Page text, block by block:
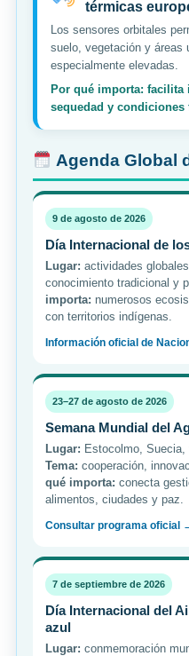
térmicas
Los sensores orbitales
suelo, vegetación y áreas
especialmente elevadas.
Por qué importa:
sequedad y condiciones
Agenda Global
9 de agosto de 2026
Día Internacional de
Lugar: actividades
conocimiento tradicional y
importa: numerosos
con territorios indígenas.
Información oficial de
23–27 de agosto de 2026
Semana Mundial del
Lugar: Estocolmo,
Tema: cooperación,
qué importa: conecta
alimentos, ciudades y paz.
Consultar programa oficial
7 de septiembre de 2026
Día Internacional del
azul
Lugar: conmemoración